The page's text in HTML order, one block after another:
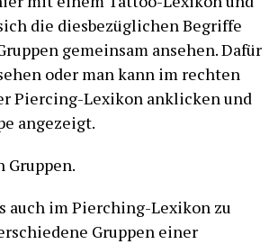
die diesbezüglichen Begriffe
gemeinsam ansehen. Dafür
oder man kann im rechten
Piercing-Lexikon anklicken und
angezeigt.
Gruppen.
auch im Pierching-Lexikon zu
Gruppen einer